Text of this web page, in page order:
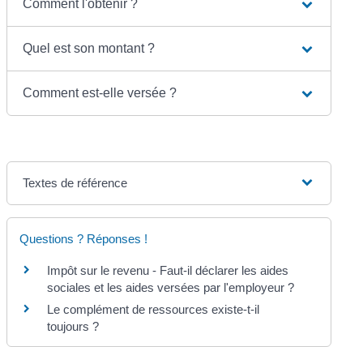
Comment l'obtenir ?
Quel est son montant ?
Comment est-elle versée ?
Textes de référence
Questions ? Réponses !
Impôt sur le revenu - Faut-il déclarer les aides
sociales et les aides versées par l'employeur ?
Le complément de ressources existe-t-il
toujours ?